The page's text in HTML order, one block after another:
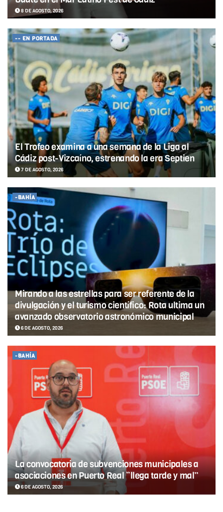
8 DE AGOSTO, 2026
-- EN PORTADA
El Trofeo examina a una semana de la Liga al
Cádiz post-Vizcaíno, estrenando la era Septien
7 DE AGOSTO, 2026
-BAHÍA
Mirando a las estrellas para ser referente de la
divulgación y el turismo científico: Rota ultima un
avanzado observatorio astronómico municipal
6 DE AGOSTO, 2026
-BAHÍA
La convocatoria de subvenciones municipales a
asociaciones en Puerto Real “llega tarde y mal”
6 DE AGOSTO, 2026